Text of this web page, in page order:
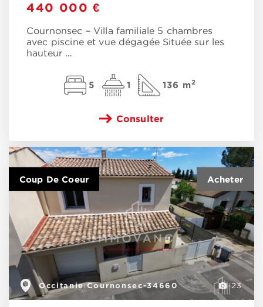
440 000 €
Cournonsec – Villa familiale 5 chambres
avec piscine et vue dégagée Située sur les
hauteur …
5 1 136 m2
Consulter
23
Occitanie,Cournonsec-34660
Coup De Coeur